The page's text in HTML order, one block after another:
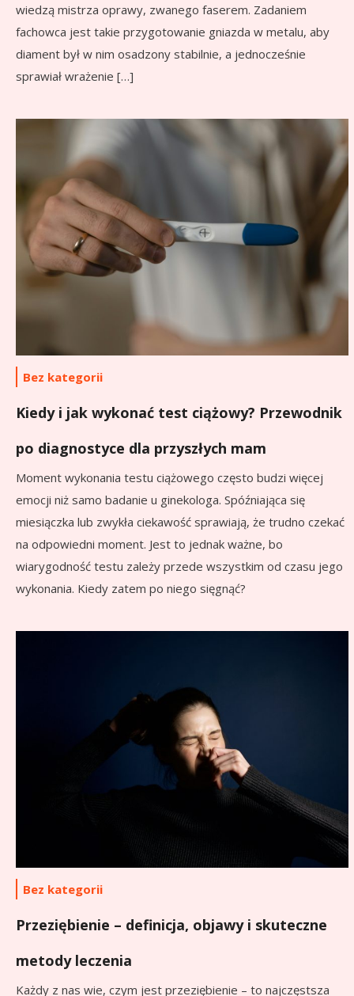
wiedzą mistrza oprawy, zwanego faserem. Zadaniem
fachowca jest takie przygotowanie gniazda w metalu, aby
diament był w nim osadzony stabilnie, a jednocześnie
sprawiał wrażenie […]
Bez kategorii
Kiedy i jak wykonać test ciążowy? Przewodnik
po diagnostyce dla przyszłych mam
Moment wykonania testu ciążowego często budzi więcej
emocji niż samo badanie u ginekologa. Spóźniająca się
miesiączka lub zwykła ciekawość sprawiają, że trudno czekać
na odpowiedni moment. Jest to jednak ważne, bo
wiarygodność testu zależy przede wszystkim od czasu jego
wykonania. Kiedy zatem po niego sięgnąć?
Bez kategorii
Przeziębienie – definicja, objawy i skuteczne
metody leczenia
Każdy z nas wie, czym jest przeziębienie – to najczęstsza